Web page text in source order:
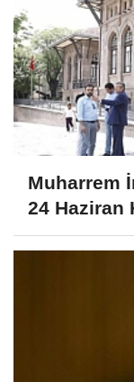
Muharrem
24 Haziran